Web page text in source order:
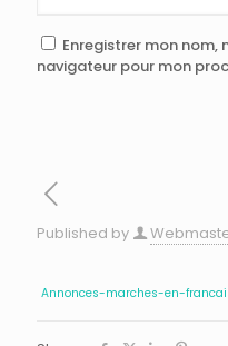
Enregistrer mon
navigateur pour mon
Published by
Annonces-marches-en-